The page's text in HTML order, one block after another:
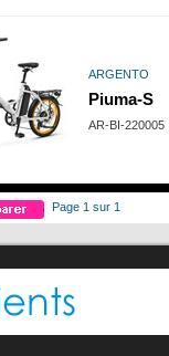
ARGENTO
Piuma-S
AR-BI-220005
Page 1 sur 1